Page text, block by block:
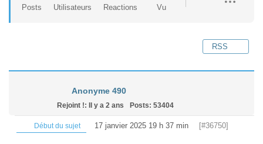
Posts Utilisateurs Reactions Vu
RSS
Anonyme 490
Rejoint !: Il y a 2 ans Posts: 53404
Début du sujet 17 janvier 2025 19 h 37 min [#36750]